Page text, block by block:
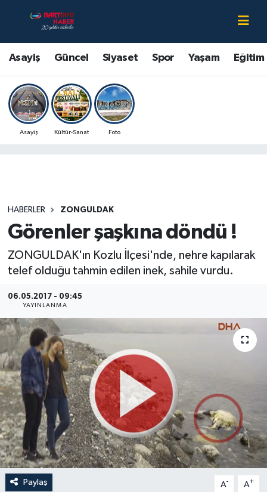
Asayiş Güncel Siyaset Spor Yaşam Eğitim
Asayiş Kültür-Sanat Foto
HABERLER ZONGULDAK
Görenler şaşkına döndü !
ZONGULDAK'ın Kozlu İlçesi'nde, nehre kapılarak
telef olduğu tahmin edilen inek, sahile vurdu.
06.05.2017 - 09:45
YAYINLANMA
Paylaş A- A+
Asayiş
Bartın Hakkında
Çevre
Eğitim
Kültür-Sanat
Magazin
Sağlık
Sinema
Sivil Toplum
Siyaset
Spor
Tarım
Bartın Nöbetçi Eczaneler
Bartın Hava Durumu
Bartin Namaz Vakitleri
Bartın Trafik Yoğunluk Haritası
Son Dakika Haberleri
Haber Arşivi